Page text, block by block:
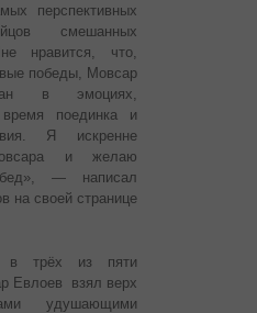
перспективных
смешанных
нравится, что,
победы, Мовсар
в эмоциях,
поединка и
Я искренне
и желаю
— написал
на своей странице
в трёх из пяти
Евлоев взял верх
удушающими